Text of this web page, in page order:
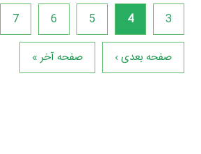
3
4
5
6
7
صفحه بعدی › صفحه آخر »